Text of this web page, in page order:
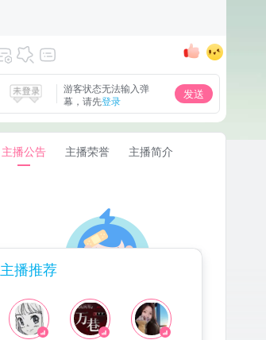
游客状态无法输入弹
幕，请先登录
发送
主播公告 主播荣誉 主播简介
主播还没有公告内容哦~
主播推荐